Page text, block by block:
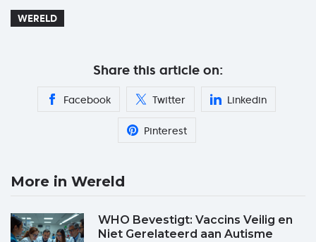
WERELD
Share this article on:
Facebook Twitter Linkedin
Pinterest
More in Wereld
WHO Bevestigt: Vaccins Veilig en
Niet Gerelateerd aan Autisme